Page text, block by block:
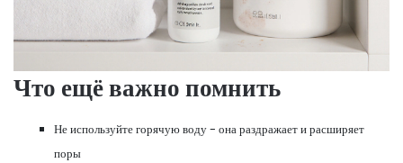
Что ещё важно помнить
Не используйте горячую воду - она раздражает и расширяет
поры